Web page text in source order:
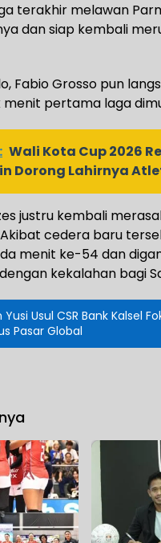
terakhir melawan
dan siap kembali
Fabio Grosso pun
menit pertama laga
Wali Kota Cup 2026
Dorong Lahirnya
justru kembali
cedera baru
menit ke-54 dan
kekalahan bagi
Yusi Usul CSR Bank Kalsel
Pasar Global